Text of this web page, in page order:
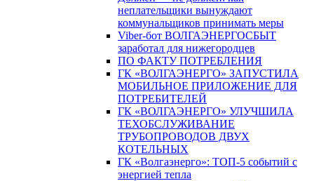
неплательщики вынуждают
коммунальщиков принимать меры
Viber-бот ВОЛГАЭНЕРГОСБЫТ
заработал для нижегородцев
ПО ФАКТУ ПОТРЕБЛЕНИЯ
ГК «ВОЛГАЭНЕРГО» ЗАПУСТИЛА
МОБИЛЬНОЕ ПРИЛОЖЕНИЕ ДЛЯ
ПОТРЕБИТЕЛЕЙ
ГК «ВОЛГАЭНЕРГО» УЛУЧШИЛА
ТЕХОБСЛУЖИВАНИЕ
ТРУБОПРОВОДОВ ДВУХ
КОТЕЛЬНЫХ
ГК «Волгаэнерго»: ТОП-5 событий с
энергией тепла